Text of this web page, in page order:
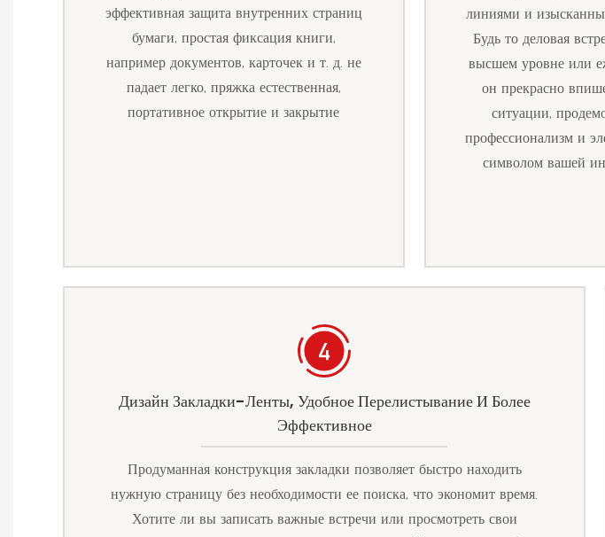
эффективная защита внутренних страниц
бумаги, простая фиксация книги,
например документов, карточек и т. д. не
падает легко, пряжка естественная,
портативное открытие и закрытие
линиями и
Будь то деловая
высшем уровне или
он прекрасно
ситуации,
профессионализм и
символом вашей
Дизайн Закладки-Ленты, Удобное Перелистывание И Более
Эффективное
Продуманная конструкция закладки позволяет быстро находить
нужную страницу без необходимости ее поиска, что экономит время.
Хотите ли вы записать важные встречи или просмотреть свои